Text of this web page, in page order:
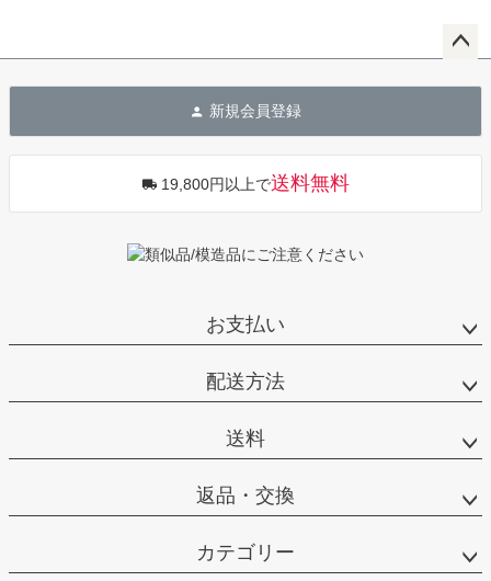
へ
新規会員登録
19,800円以上で送料無料
お支払い
配送方法
送料
返品・交換
カテゴリー